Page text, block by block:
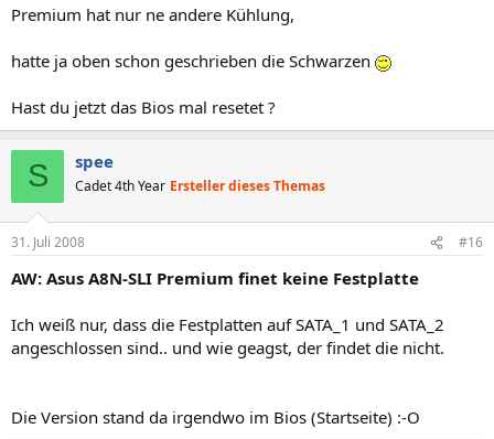
Premium hat nur ne andere Kühlung,
hatte ja oben schon geschrieben die Schwarzen
Hast du jetzt das Bios mal resetet ?
S spee
Cadet 4th Year Ersteller dieses Themas
31. Juli 2008 #16
AW: Asus A8N-SLI Premium finet keine Festplatte
Ich weiß nur, dass die Festplatten auf SATA_1 und SATA_2
angeschlossen sind.. und wie geagst, der findet die nicht.
Die Version stand da irgendwo im Bios (Startseite) :-O